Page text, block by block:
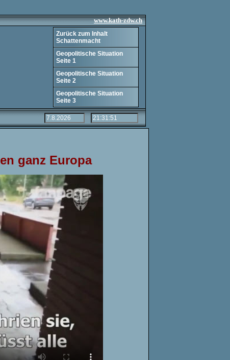
www.kath-zdw.ch
Zurück zum Inhalt
Schattenmacht
Geopolitische Situation
Seite 1
Geopolitische Situation
Seite 2
Geopolitische Situation
Seite 3
ganz Europa